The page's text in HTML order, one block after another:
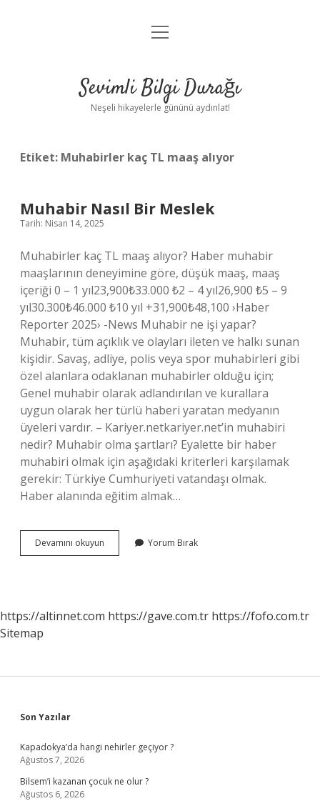
Anasayfa
Yasal Uyarı
menüyü
Sevimli Bilgi Durağı
Neşeli hikayelerle gününü aydınlat!
Etiket: Muhabirler kaç TL maaş alıyor
Muhabir Nasıl Bir Meslek
Tarih: Nisan 14, 2025
Muhabirler kaç TL maaş alıyor? Haber muhabir
maaşlarının deneyimine göre, düşük maaş, maaş
içeriği 0 – 1 yıl23,900₺33.000 ₺2 – 4 yıl26,900 ₺5 – 9
yıl30.300₺46.000 ₺10 yıl +31,900₺48,100 ›Haber
Reporter 2025› -News Muhabir ne işi yapar?
Muhabir, tüm açıklık ve olayları ileten ve halkı sunan
kişidir. Savaş, adliye, polis veya spor muhabirleri gibi
özel alanlara odaklanan muhabirler olduğu için;
Genel muhabir olarak adlandırılan ve kurallara
uygun olarak her türlü haberi yaratan medyanın
üyeleri vardır. – Kariyer.netkariyer.net’in muhabiri
nedir? Muhabir olma şartları? Eyalette bir haber
muhabiri olmak için aşağıdaki kriterleri karşılamak
gerekir: Türkiye Cumhuriyeti vatandaşı olmak.
Haber alanında eğitim almak…
Devamını okuyun Muhabir
Nasıl
Yorum Bırak
https://altinnet.com https://gave.com.tr https://fofo.com.tr
Sitemap
Sidebar
Son Yazılar
Kapadokya’da hangi nehirler geçiyor ?
Ağustos 7, 2026
Bilsem’i kazanan çocuk ne olur ?
Ağustos 6, 2026